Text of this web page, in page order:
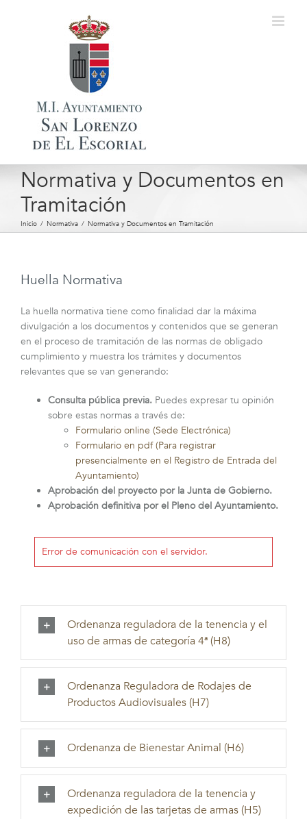
Normativa y Documentos en
Tramitación
Inicio / Normativa / Normativa y Documentos en Tramitación
Huella Normativa
La huella normativa tiene como finalidad dar la máxima
divulgación a los documentos y contenidos que se generan
en el proceso de tramitación de las normas de obligado
cumplimiento y muestra los trámites y documentos
relevantes que se van generando:
Consulta pública previa. Puedes expresar tu opinión
sobre estas normas a través de:
Formulario online (Sede Electrónica)
Formulario en pdf (Para registrar
presencialmente en el Registro de Entrada del
Ayuntamiento)
Aprobación del proyecto por la Junta de Gobierno.
Aprobación definitiva por el Pleno del Ayuntamiento.
Error de comunicación con el servidor.
Ordenanza reguladora de la tenencia y el
uso de armas de categoría 4ª (H8)
Ordenanza Reguladora de Rodajes de
Productos Audiovisuales (H7)
Ordenanza de Bienestar Animal (H6)
Ordenanza reguladora de la tenencia y
expedición de las tarjetas de armas (H5)